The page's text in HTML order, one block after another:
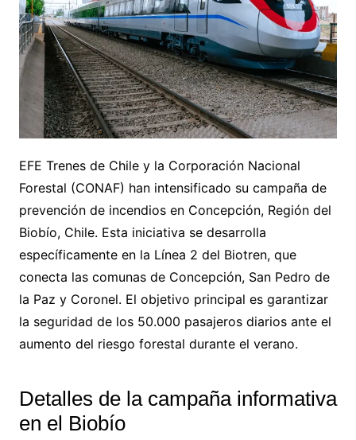
EFE Trenes de Chile y la Corporación Nacional
Forestal (CONAF) han intensificado su campaña de
prevención de incendios en Concepción, Región del
Biobío, Chile. Esta iniciativa se desarrolla
específicamente en la Línea 2 del Biotren, que
conecta las comunas de Concepción, San Pedro de
la Paz y Coronel. El objetivo principal es garantizar
la seguridad de los 50.000 pasajeros diarios ante el
aumento del riesgo forestal durante el verano.
Detalles de la campaña informativa
en el Biobío